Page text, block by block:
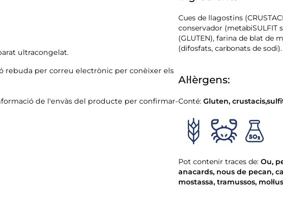
ultracongelat.
rebuda per correu electrònic per conèixer els
de l'envàs del producte per confirmar-
Cues de llagostins
conservador (metabiSULFIT
(GLUTEN), farina de blat de
(difosfats, carbonats de sodi).
Al·lèrgens:
Conté: Gluten, crustacis,
Pot contenir traces de: Ou,
anacards, nous de pecan,
mostassa, tramussos,